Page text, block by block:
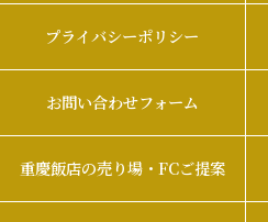
プライバシーポリシー
お問い合わせフォーム
重慶飯店の売り場・FCご提案